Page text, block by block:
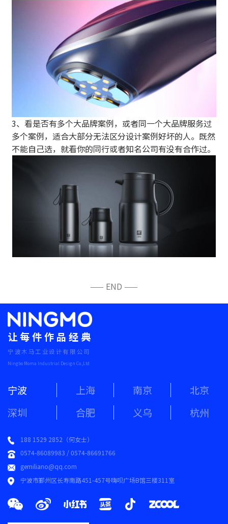
3、看是否有多个大品牌案例，或者同一个大品牌服务过
多个案例，适合大部分无法区分设计案例好坏的人。既然
不能自己选，就看你的同行或者知名公司有没有合作过。
—— END ——
让每件作品经典
宁波木马工业设计有限公司
Ningbo Moma Industrial Design Co.,Ltd
宁波 上海 南京
北京
深圳
合肥 义乌 杭州
188 1529 2852（何女士）
0574-86089983 / 0574-86691766
gemiliano@qq.com
宁波市鄞州区长寿南路451-457号嗨呗广场B馆三楼311室